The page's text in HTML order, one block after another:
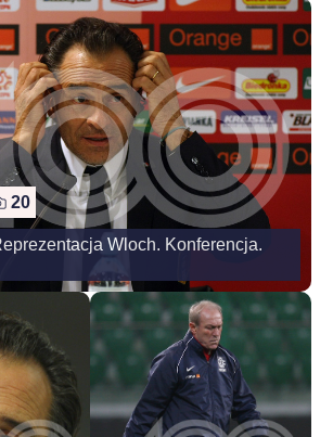
20
Wloch. Konferencja.